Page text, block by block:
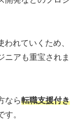
れていくため、
ニアも重宝されま
なら転職支援付き
す。